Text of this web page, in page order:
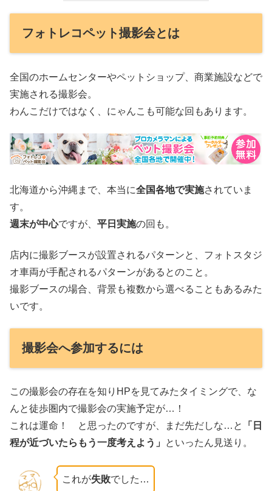
フォトレコペット撮影会とは
全国のホームセンターやペットショップ、商業施設などで
実施される撮影会。
わんこだけではなく、にゃんこも可能な回もあります。
北海道から沖縄まで、本当に全国各地で実施されていま
す。
週末が中心ですが、 平日実施の回も。
店内に撮影ブースが設置されるパターンと、フォトスタジ
オ車両が手配されるパターンがあるとのこと。
撮影ブースの場合、背景も複数から選べることもあるみた
いです。
撮影会へ参加するには
この撮影会の存在を知りHPを見てみたタイミングで、な
んと徒歩圏内で撮影会の実施予定が…！
これは運命！ と思ったのですが、まだ先だしな…と
「日
程が近づいたらもう一度考えよう」
といったん見送り。
これが失敗でした…